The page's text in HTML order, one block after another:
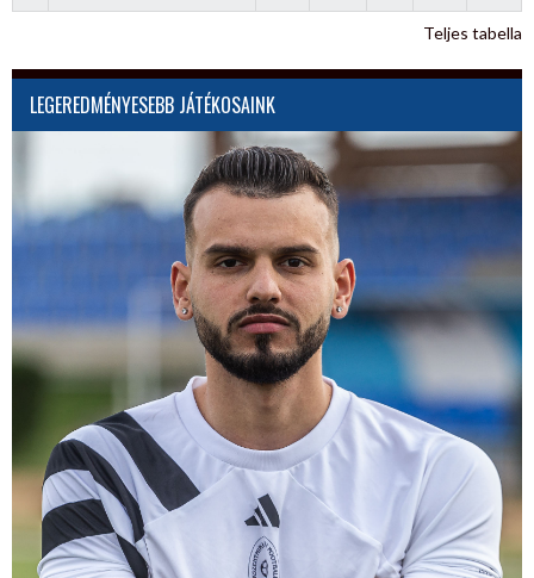
Teljes tabella
LEGEREDMÉNYESEBB JÁTÉKOSAINK